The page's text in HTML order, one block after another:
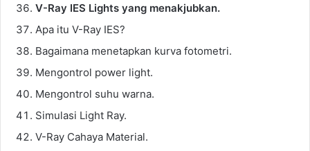
V-Ray IES Lights yang menakjubkan.
Apa itu V-Ray IES?
Bagaimana menetapkan kurva fotometri.
Mengontrol power light.
Mengontrol suhu warna.
Simulasi Light Ray.
V-Ray Cahaya Material.